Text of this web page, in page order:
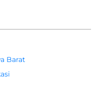
Barat